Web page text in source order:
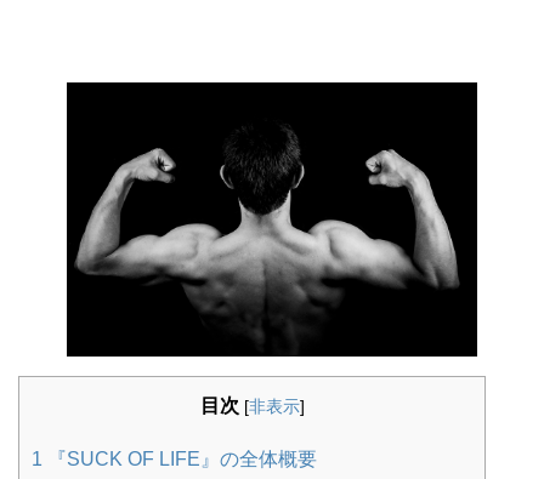
目次 [非表示]
1 『SUCK OF LIFE』の全体概要